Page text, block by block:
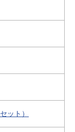
ット）